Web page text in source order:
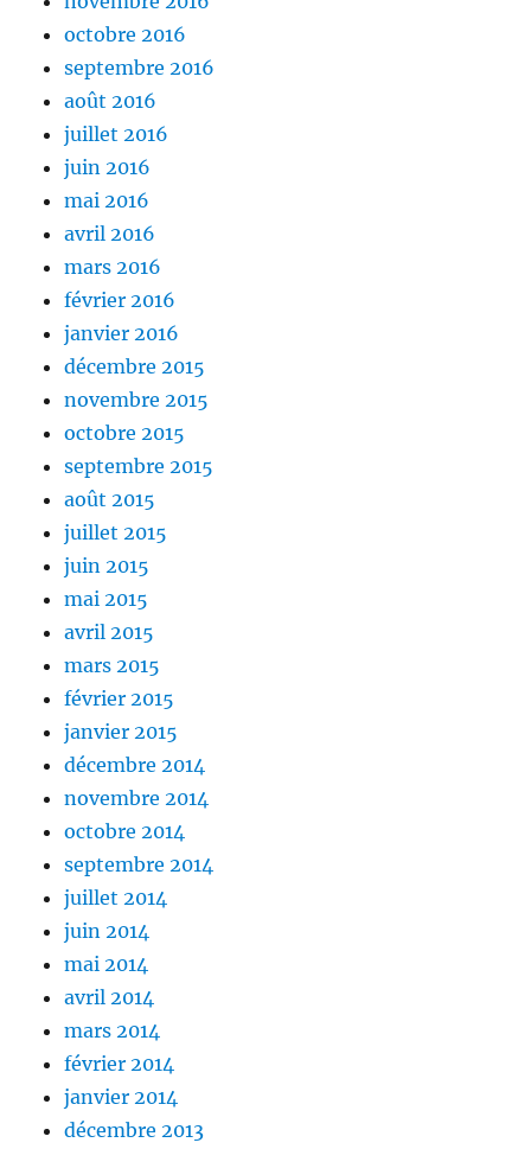
octobre 2016
septembre 2016
août 2016
juillet 2016
juin 2016
mai 2016
avril 2016
mars 2016
février 2016
janvier 2016
décembre 2015
novembre 2015
octobre 2015
septembre 2015
août 2015
juillet 2015
juin 2015
mai 2015
avril 2015
mars 2015
février 2015
janvier 2015
décembre 2014
novembre 2014
octobre 2014
septembre 2014
juillet 2014
juin 2014
mai 2014
avril 2014
mars 2014
février 2014
janvier 2014
décembre 2013